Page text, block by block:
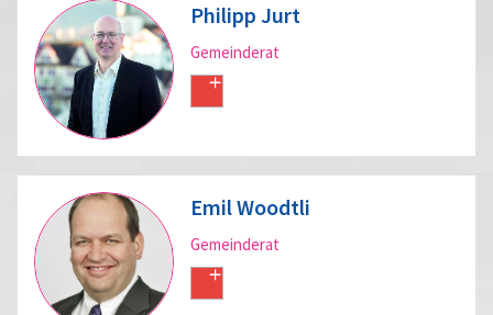
Philipp Jurt
Gemeinderat
Emil Woodtli
Gemeinderat